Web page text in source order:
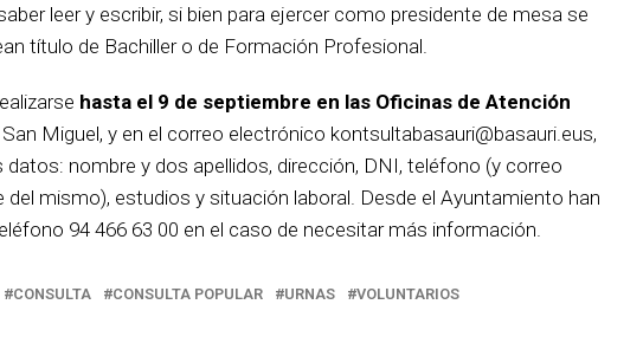
leer y escribir, si bien para ejercer como presidente de mesa se
título de Bachiller o de Formación Profesional.
hasta el 9 de septiembre en las Oficinas de Atención
Miguel, y en el correo electrónico kontsultabasauri@basauri.eus,
nombre y dos apellidos, dirección, DNI, teléfono (y correo
del mismo), estudios y situación laboral. Desde el Ayuntamiento han
94 466 63 00 en el caso de necesitar más información.
CONSULTA CONSULTA POPULAR URNAS VOLUNTARIOS